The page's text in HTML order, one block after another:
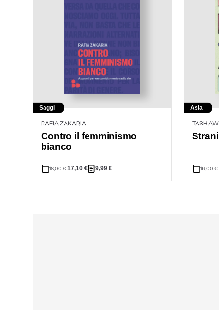
Saggi
RAFIA ZAKARIA
Contro il femminismo
bianco
18,00€ 17,10 € 9,99€
Asia
TASH AW
16,00€